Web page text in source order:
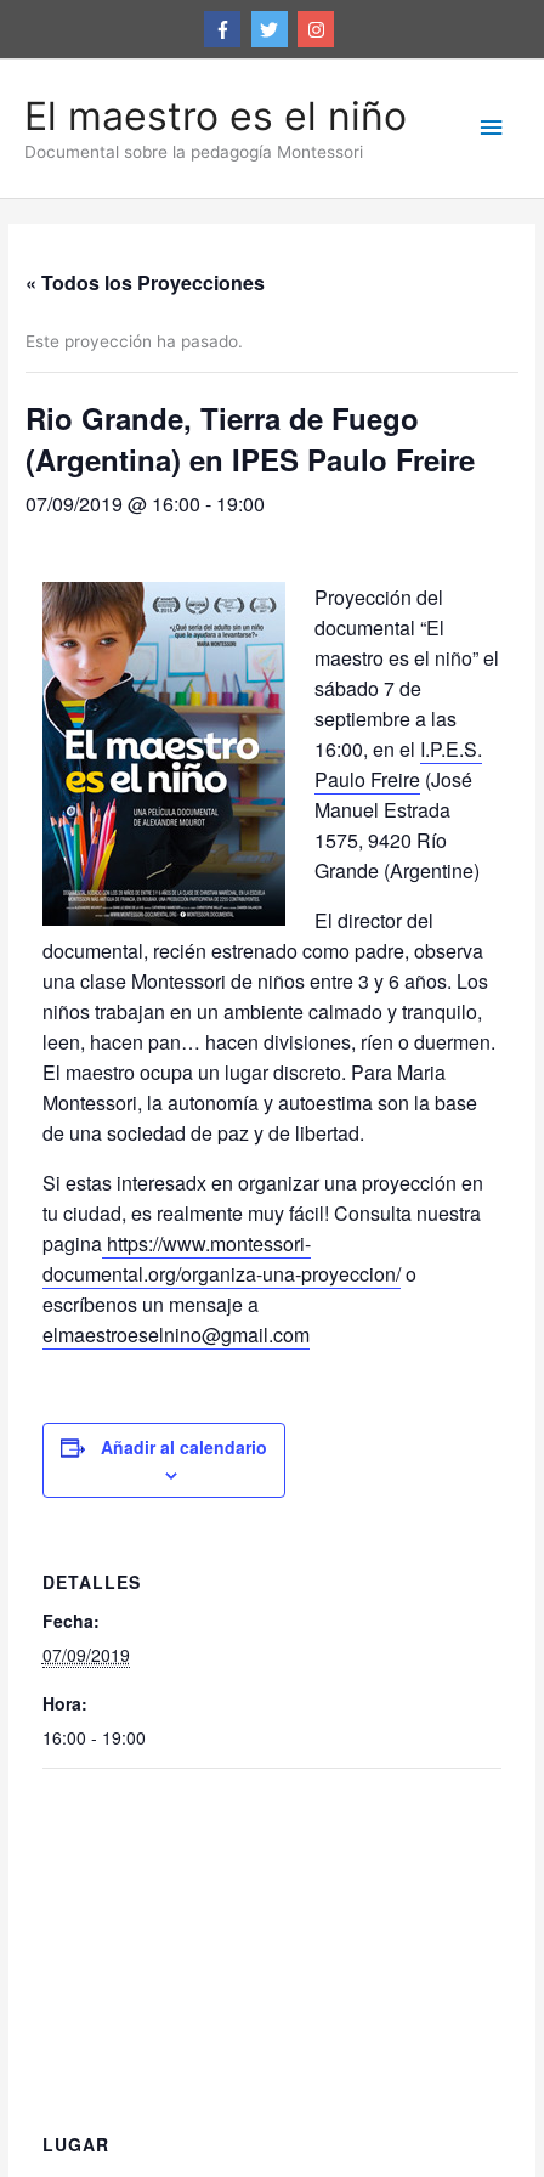
El maestro es el niño
Documental sobre la pedagogía Montessori
« Todos los Proyecciones
Este proyección ha pasado.
Rio Grande, Tierra de Fuego
(Argentina) en IPES Paulo Freire
07/09/2019 @ 16:00 - 19:00
Proyección del
documental “El
maestro es el niño” el
sábado 7 de
septiembre a las
16:00, en el I.P.E.S.
Paulo Freire(José
Manuel Estrada
1575, 9420 Río
Grande (Argentine)
El director del
documental, recién estrenado como padre, observa
una clase Montessori de niños entre 3 y 6 años. Los
niños trabajan en un ambiente calmado y tranquilo,
leen, hacen pan… hacen divisiones, ríen o duermen.
El maestro ocupa un lugar discreto. Para Maria
Montessori, la autonomía y autoestima son la base
de una sociedad de paz y de libertad.
Si estas interesadx en organizar una proyección en
tu ciudad, es realmente muy fácil! Consulta nuestra
paginahttps://www.montessori-
documental.org/organiza-una-proyeccion/o
escríbenos un mensaje a
elmaestroeselnino@gmail.com
Añadir al calendario
DETALLES
Fecha:
07/09/2019
Hora:
16:00 - 19:00
LUGAR